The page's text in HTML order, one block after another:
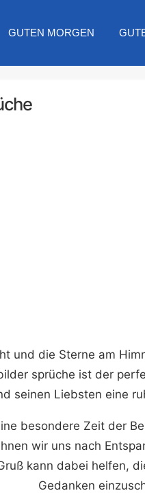
GUTEN MORGEN
und die Sterne am
sprüche ist der
seinen Liebsten eine
besondere Zeit der
wir uns nach
kann dabei helfen,
Gedanken